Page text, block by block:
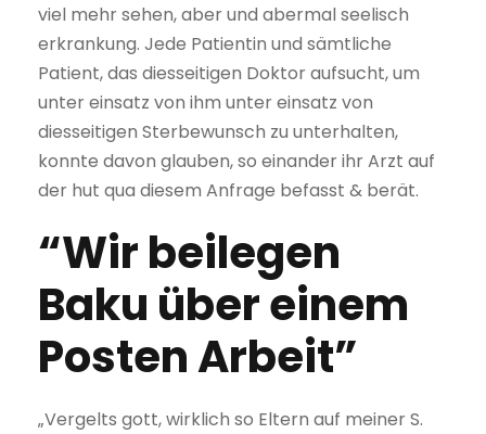
viel mehr sehen, aber und abermal seelisch
erkrankung. Jede Patientin und sämtliche
Patient, das diesseitigen Doktor aufsucht, um
unter einsatz von ihm unter einsatz von
diesseitigen Sterbe­wunsch zu unterhalten,
konnte davon glauben, so einander ihr Arzt auf
der hut qua diesem Anfrage befasst & berät.
“Wir beilegen
Baku über einem
Posten Arbeit”
„Vergelts gott, wirklich so Eltern auf meiner S.